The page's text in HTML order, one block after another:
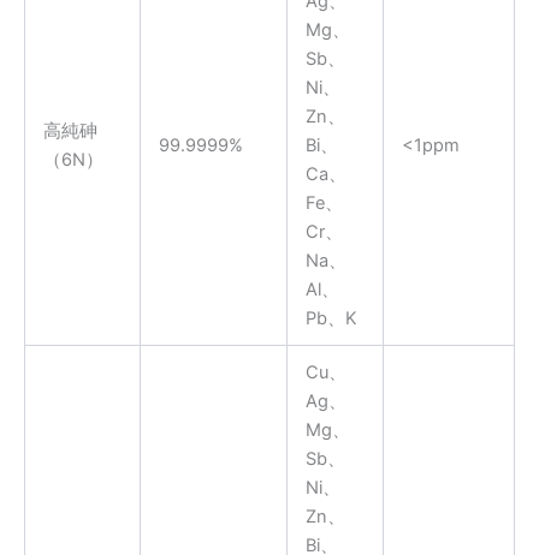
高純砷
（6N）
99.9999%
Mg、
Sb、
Ni、
Zn、
Bi、
Ca、
Fe、
Cr、
Na、
Al、
Pb、K
<1ppm
Cu、
Ag、
Mg、
Sb、
Ni、
Zn、
Bi、